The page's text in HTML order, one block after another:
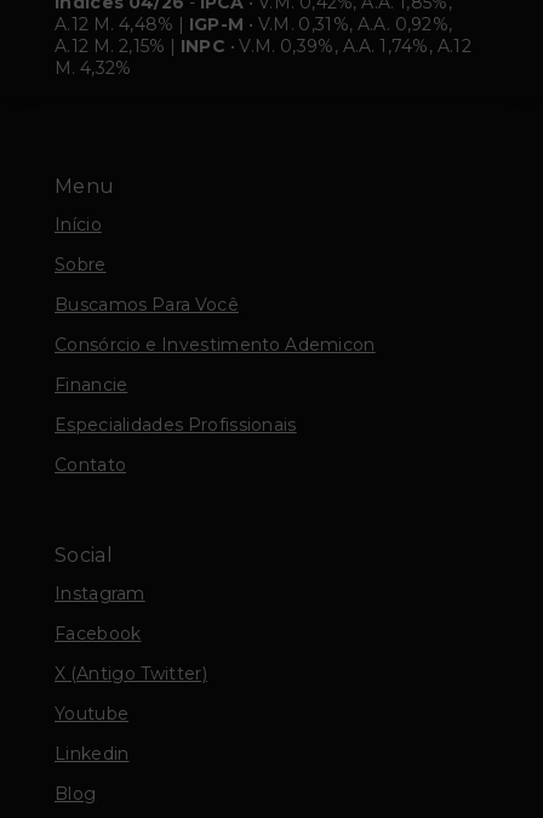
Menu
Início
Sobre
Buscamos Para Você
Consórcio e Investimento Ademicon
Financie
Especialidades Profissionais
Contato
Social
Instagram
Facebook
X (Antigo Twitter)
Youtube
Linkedin
Blog
A.12 M. 4,48% | IGP-M • V.M. 0,31%, A.A. 0,92%,
A.12 M. 2,15% | INPC • V.M. 0,39%, A.A. 1,74%, A.12
M. 4,32%